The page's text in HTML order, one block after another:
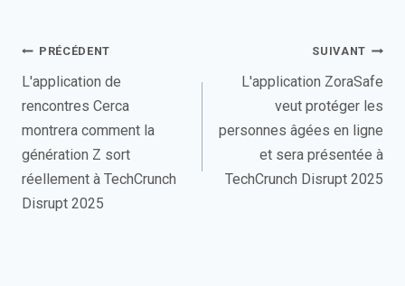
Navigation
de
l’article
PRÉCÉDENT
L'application de
rencontres Cerca
montrera comment la
génération Z sort
réellement à TechCrunch
Disrupt 2025
SUIVANT
L'application ZoraSafe
veut protéger les
personnes âgées en ligne
et sera présentée à
TechCrunch Disrupt 2025